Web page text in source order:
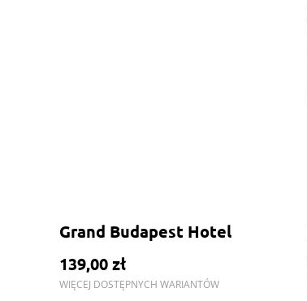
Grand Budapest Hotel
139,00 zł
WIĘCEJ DOSTĘPNYCH WARIANTÓW